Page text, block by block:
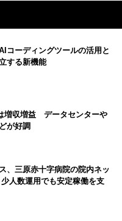
コーディングツールの活用と
する新機能
増収増益 データセンターや
が好調
、三原赤十字病院の院内ネッ
人数運用でも安定稼働を支